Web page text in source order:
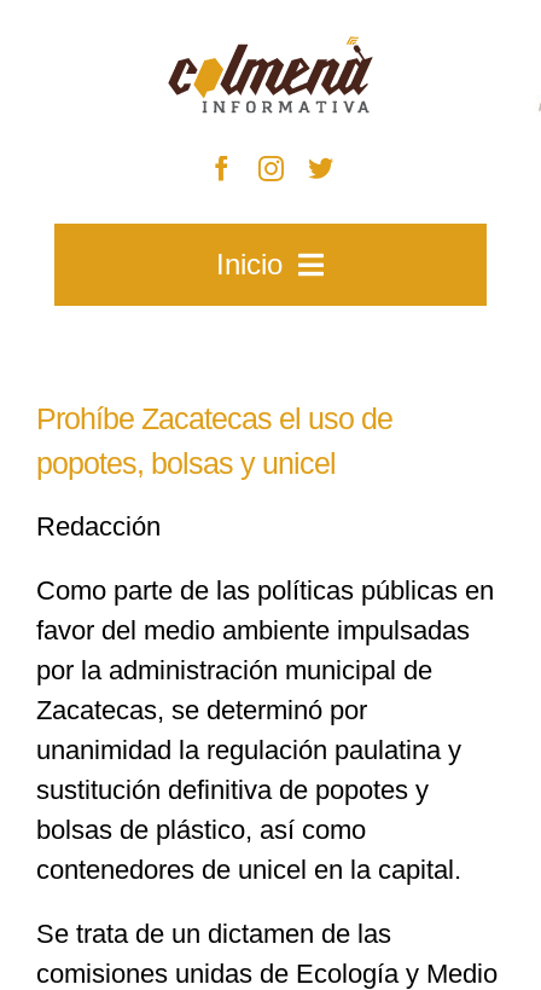
Inicio
Zacatecas
Especiales
Nacional
Opinión
Cultura
Nosotros
Prohíbe Zacatecas el uso de
popotes, bolsas y unicel
Redacción
Como parte de las políticas públicas en
favor del medio ambiente impulsadas
por la administración municipal de
Zacatecas, se determinó por
unanimidad la regulación paulatina y
sustitución definitiva de popotes y
bolsas de plástico, así como
contenedores de unicel en la capital.
Se trata de un dictamen de las
comisiones unidas de Ecología y Medio